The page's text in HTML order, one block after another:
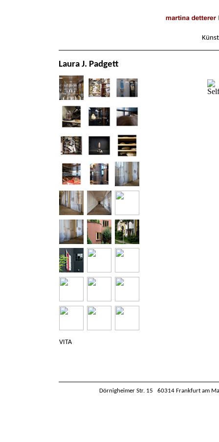
Laura J. Padgett
VITA
Dörnigheimer Str. 15 60314 Frankfurt am